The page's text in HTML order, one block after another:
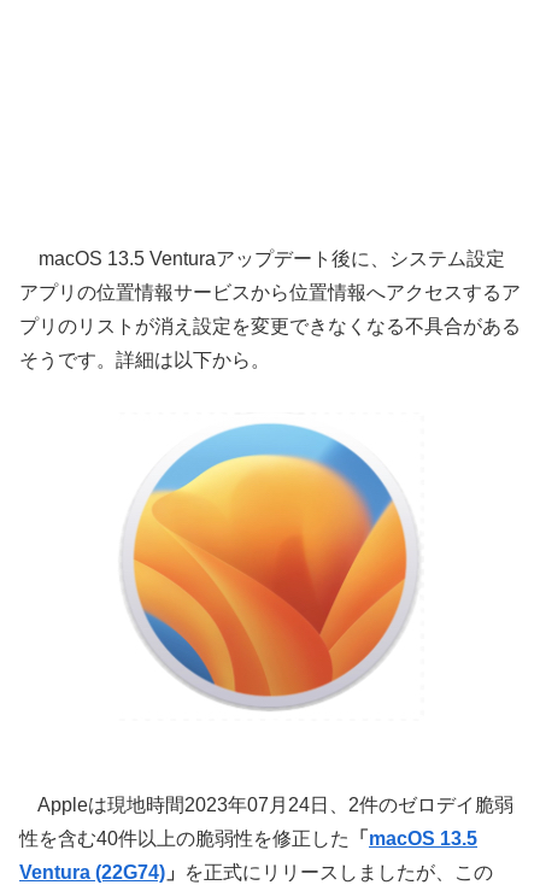
macOS 13.5 Venturaアップデート後に、システム設定
アプリの位置情報サービスから位置情報へアクセスするア
プリのリストが消え設定を変更できなくなる不具合がある
そうです。詳細は以下から。
Appleは現地時間2023年07月24日、2件のゼロデイ脆弱
性を含む40件以上の脆弱性を修正した
「 macOS 13.5
Ventura (22G74) 」
を正式にリリースしましたが、この